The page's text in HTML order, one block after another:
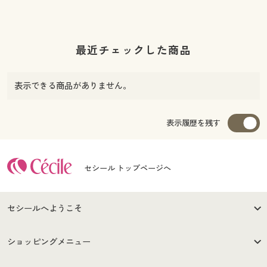
最近チェックした商品
表示できる商品がありません。
表示履歴を残す
セシール トップページへ
セシールへようこそ
はじめての方へ
ショッピングメニュー